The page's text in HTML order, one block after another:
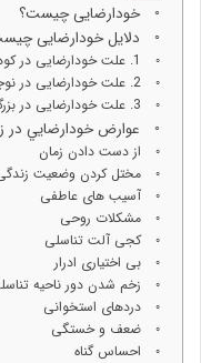
خودارضایی چیست؟
دلایل خودارضایی
1. علت خودارضایی در کودکان نابالغ
2. علت خودارضایی در نوجوانان
3. علت خودارضایی در بزرگسالان چیست؟
عوارض خودارضايي
از دست دادن زمان
مختل کردن وضعیت
آسیب های عاطفی
مشکلات روحی
کجی آلت تناسلی
بی اختیاری ادرار
زخم شدن دور ناحیه
دردهای استخوانی
ضعف و خستگی
احساس گناه